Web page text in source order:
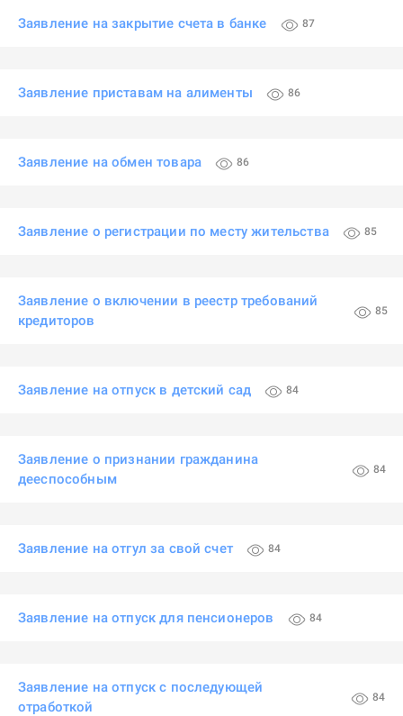
Заявление на закрытие счета в банке 87
Заявление приставам на алименты 86
Заявление на обмен товара 86
Заявление о регистрации по месту жительства 85
Заявление о включении в реестр требований
кредиторов
85
Заявление на отпуск в детский сад 84
Заявление о признании гражданина
дееспособным
84
Заявление на отгул за свой счет 84
Заявление на отпуск для пенсионеров 84
Заявление на отпуск с последующей
отработкой
84